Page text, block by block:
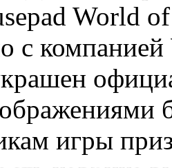
World
с
игры